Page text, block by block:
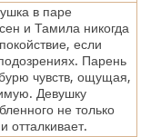
в паре
и Тамила никогда
если
Парень
чувств, ощущая,
Девушку
не только
отталкивает.